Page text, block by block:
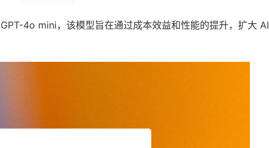
4o mini，该模型旨在通过成本效益和性能的提升，扩大 AI